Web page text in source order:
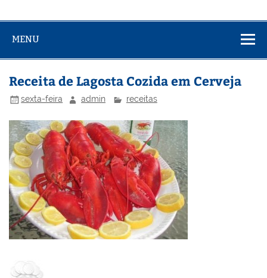
MENU
Receita de Lagosta Cozida em Cerveja
sexta-feira admin receitas